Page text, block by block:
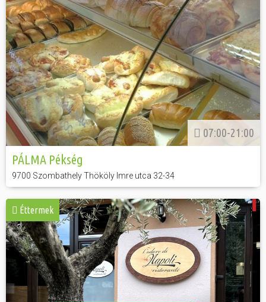
07:00-21:00
PÁLMA Pékség
9700 Szombathely Thököly Imre utca 32-34
Éttermek